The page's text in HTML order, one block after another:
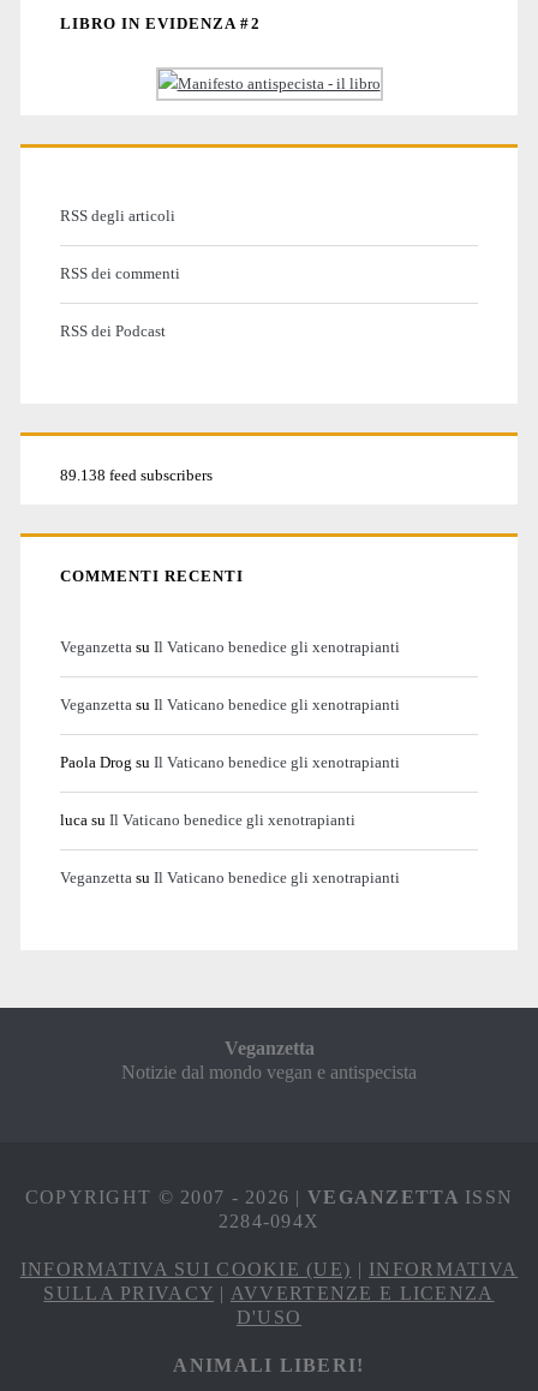
LIBRO IN EVIDENZA #2
RSS degli articoli
RSS dei commenti
RSS dei Podcast
89.138 feed subscribers
COMMENTI RECENTI
Veganzetta su Il Vaticano benedice gli xenotrapianti
Veganzetta su Il Vaticano benedice gli xenotrapianti
Paola Drog su Il Vaticano benedice gli xenotrapianti
luca su Il Vaticano benedice gli xenotrapianti
Veganzetta su Il Vaticano benedice gli xenotrapianti
Veganzetta
Notizie dal mondo vegan e antispecista
COPYRIGHT © 2007 - 2026 |VEGANZETTA ISSN
2284-094X
INFORMATIVA SUI COOKIE (UE) | INFORMATIVA
SULLA PRIVACY | AVVERTENZE E LICENZA
D'USO
ANIMALI LIBERI!